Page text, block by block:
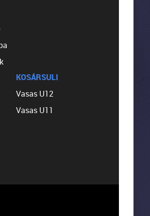
KOSÁRSULI
Vasas U12
Vasas U11